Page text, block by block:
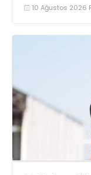
10 Ağustos 2026